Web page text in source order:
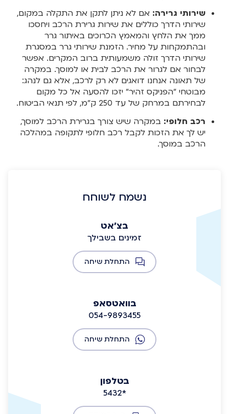
שירותי גרירה: אם לא ניתן לתקן את התקלה במקום,
שירותי הדרך כוללים את שירות גרירת הרכב ויחסכו
ממך את הלחץ והמאמץ הכרוכים באיתור גרר
ובהתמקחות על מחיר. הזמנת שירותי גרר במסגרת
שירותי הדרך זולה משמעותית ברוב המקרים. אפשר
לבחור אם לגרור את הרכב לבית או למוסך. במקרה
של תאונה אנחנו דואגים לא רק לרכב, אלא גם לנהג:
מבוטחי "הפניקס זהיר" יזכו להסעה אל כל מקום
לבחירתם במרחק של עד 250 ק"מ, לפי תנאי הביטוח.
רכב חלופי: במקרה שיש צורך בגרירת הרכב למוסך,
יש לך את הזכות לקבל רכב חלופי לתקופה במהלכה
הרכב במוסך.
נשמח לשוחח
בצ'אט
זמינים בשבילך
התחלת שיחה
בוואטסאפ
054-9893455
התחלת שיחה
בטלפון
5432*